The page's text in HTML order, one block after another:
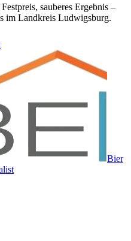
sauberes Ergebnis –
im Landkreis Ludwigsburg.
Bier